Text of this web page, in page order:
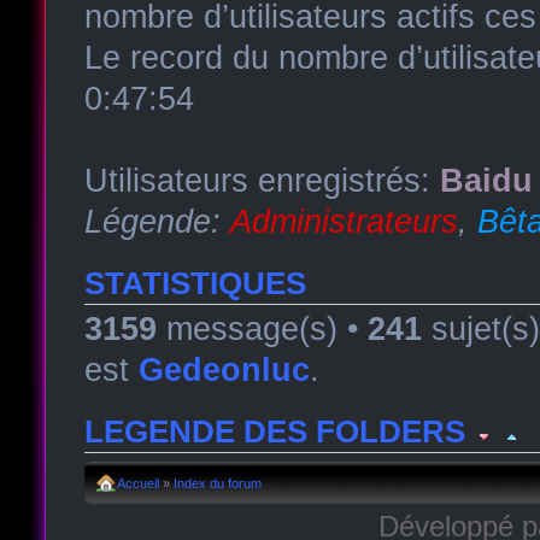
nombre d’utilisateurs actifs
Le record du nombre
0:47:54
Utilisateurs enregistrés:
Légende:Administrateurs,
STATISTIQUES
3159 message(s) • 241
est Gedeonluc.
LEGENDE DES FOLDERS
Forum avec sous-
Accueil » Index du forum
Développé